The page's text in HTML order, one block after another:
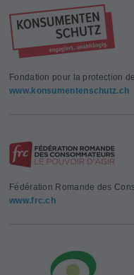
Fondation pour la protection
www.konsumentenschutz.ch
Fédération Romande des
www.frc.ch